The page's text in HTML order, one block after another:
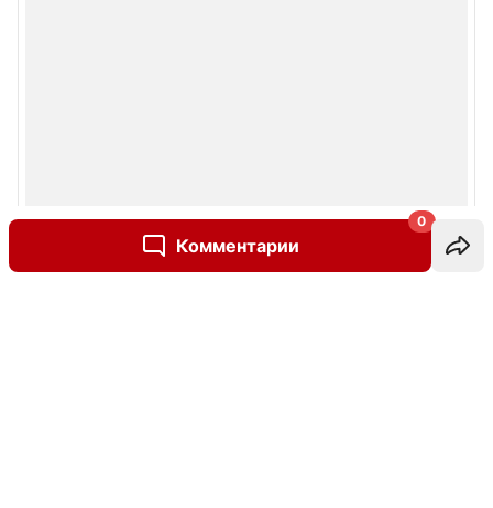
Комментарии
0